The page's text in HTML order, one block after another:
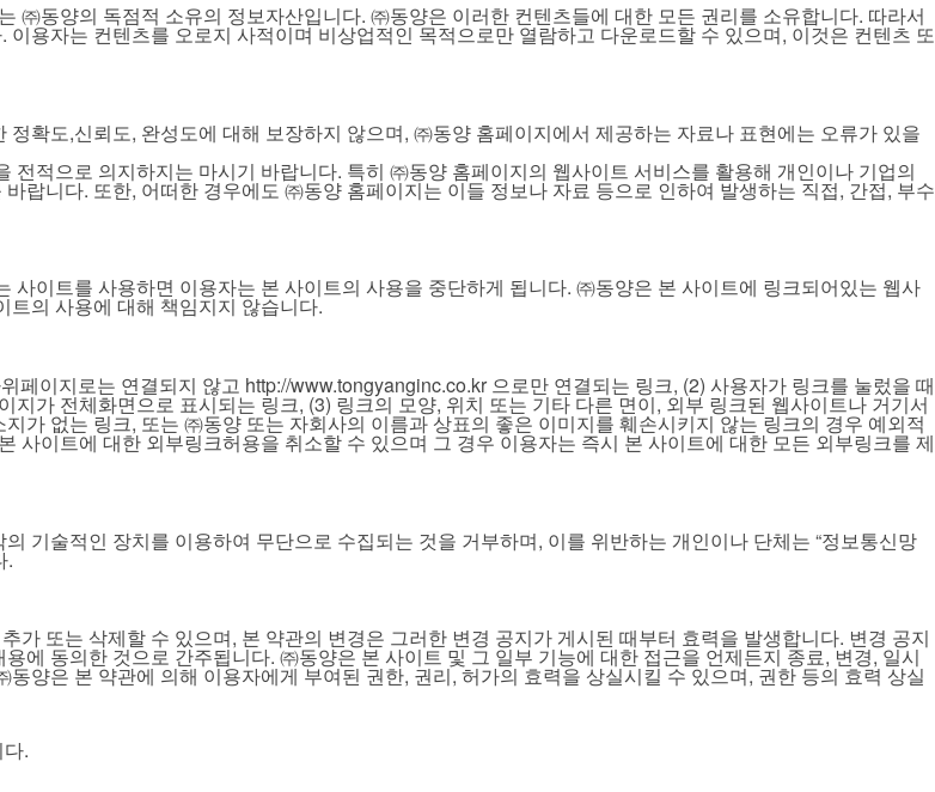
㈜동양의 독점적 소유의 정보자산입니다. ㈜동양은 이러한 컨텐츠들에 대한 모든 권리를 소유합니다. 따라서
용자는 컨텐츠를 오로지 사적이며 비상업적인 목적으로만 열람하고 다운로드할 수 있으며, 이것은 컨텐츠 또
확도,신뢰도, 완성도에 대해 보장하지 않으며, ㈜동양 홈페이지에서 제공하는 자료나 표현에는 오류가 있을
적으로 의지하지는 마시기 바랍니다. 특히 ㈜동양 홈페이지의 웹사이트 서비스를 활용해 개인이나 기업의
랍니다. 또한, 어떠한 경우에도 ㈜동양 홈페이지는 이들 정보나 자료 등으로 인하여 발생하는 직접, 간접, 부수
이트를 사용하면 이용자는 본 사이트의 사용을 중단하게 됩니다. ㈜동양은 본 사이트에 링크되어있는 웹사
의 사용에 대해 책임지지 않습니다.
이지로는 연결되지 않고 http://www.tongyanginc.co.kr 으로만 연결되는 링크, (2) 사용자가 링크를 눌렀을 때
가 전체화면으로 표시되는 링크, (3) 링크의 모양, 위치 또는 기타 다른 면이, 외부 링크된 웹사이트나 거기서
가 없는 링크, 또는 ㈜동양 또는 자회사의 이름과 상표의 좋은 이미지를 훼손시키지 않는 링크의 경우 예외적
사이트에 대한 외부링크허용을 취소할 수 있으며 그 경우 이용자는 즉시 본 사이트에 대한 모든 외부링크를 제
기술적인 장치를 이용하여 무단으로 수집되는 것을 거부하며, 이를 위반하는 개인이나 단체는 “정보통신망
.
또는 삭제할 수 있으며, 본 약관의 변경은 그러한 변경 공지가 게시된 때부터 효력을 발생합니다. 변경 공지
에 동의한 것으로 간주됩니다. ㈜동양은 본 사이트 및 그 일부 기능에 대한 접근을 언제든지 종료, 변경, 일시
양은 본 약관에 의해 이용자에게 부여된 권한, 권리, 허가의 효력을 상실시킬 수 있으며, 권한 등의 효력 상실
.